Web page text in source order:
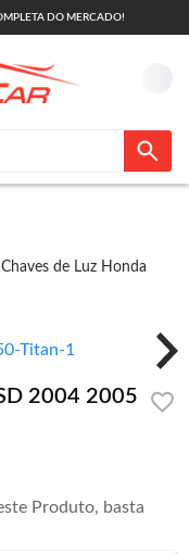
DO MERCADO!
Chaves de Luz Honda
2004 2005
Produto, basta